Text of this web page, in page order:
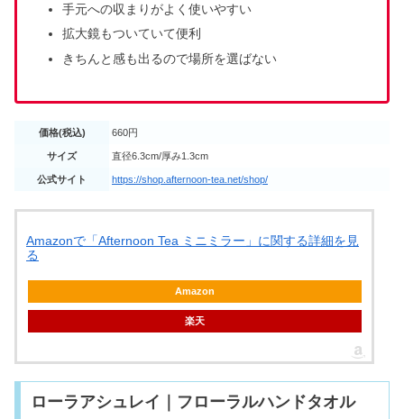
手元への収まりがよく使いやすい
拡大鏡もついていて便利
きちんと感も出るので場所を選ばない
価格(税込) 660円
サイズ 直径6.3cm/厚み1.3cm
公式サイト https://shop.afternoon-tea.net/shop/
Amazonで「Afternoon Tea ミニミラー」に関する詳細を見
る
Amazon
楽天
ローラアシュレイ｜フローラルハンドタオル